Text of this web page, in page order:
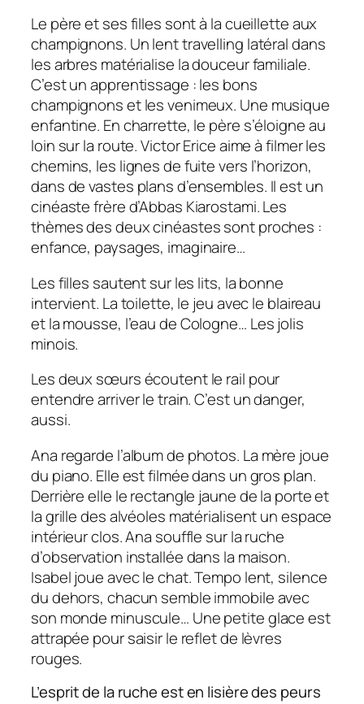
Le père et ses filles sont à la cueillette aux
champignons. Un lent travelling latéral dans
les arbres matérialise la douceur familiale.
C’est un apprentissage : les bons
champignons et les venimeux. Une musique
enfantine. En charrette, le père s’éloigne au
loin sur la route. Victor Erice aime à filmer les
chemins, les lignes de fuite vers l’horizon,
dans de vastes plans d’ensembles. Il est un
cinéaste frère d’Abbas Kiarostami. Les
thèmes des deux cinéastes sont proches :
enfance, paysages, imaginaire…
Les filles sautent sur les lits, la bonne
intervient. La toilette, le jeu avec le blaireau
et la mousse, l’eau de Cologne… Les jolis
minois.
Les deux sœurs écoutent le rail pour
entendre arriver le train. C’est un danger,
aussi.
Ana regarde l’album de photos. La mère joue
du piano. Elle est filmée dans un gros plan.
Derrière elle le rectangle jaune de la porte et
la grille des alvéoles matérialisent un espace
intérieur clos. Ana souffle sur la ruche
d’observation installée dans la maison.
Isabel joue avec le chat. Tempo lent, silence
du dehors, chacun semble immobile avec
son monde minuscule… Une petite glace est
attrapée pour saisir le reflet de lèvres
rouges.
L’esprit de la rucheest en lisière des peurs